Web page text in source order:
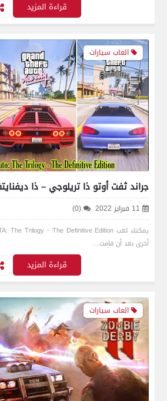
قراءة المزيد
العاب سيارات
جراند ثفت أوتو ذا تريلوجي – ذا
11 فبراير 2022 (0)
أخرى بعد أن قامت…
قراءة المزيد
العاب سيارات